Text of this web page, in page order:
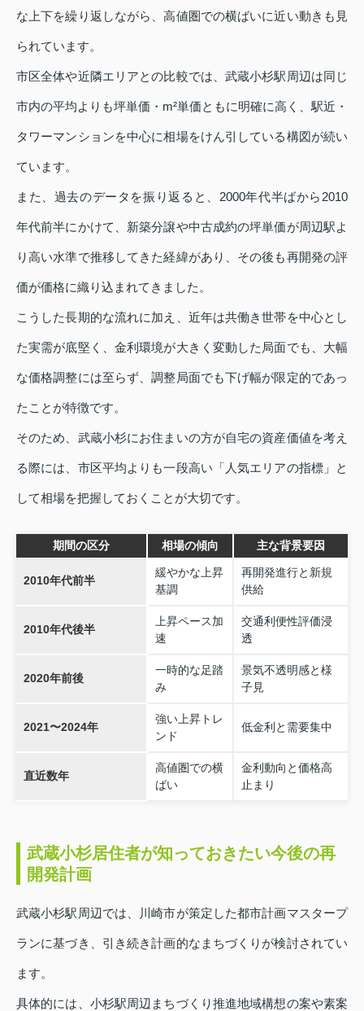
な上下を繰り返しながら、高値圏での横ばいに近い動きも見
られています。
市区全体や近隣エリアとの比較では、武蔵小杉駅周辺は同じ
市内の平均よりも坪単価・m²単価ともに明確に高く、駅近・
タワーマンションを中心に相場をけん引している構図が続い
ています。
また、過去のデータを振り返ると、2000年代半ばから2010
年代前半にかけて、新築分譲や中古成約の坪単価が周辺駅よ
り高い水準で推移してきた経緯があり、その後も再開発の評
価が価格に織り込まれてきました。
こうした長期的な流れに加え、近年は共働き世帯を中心とし
た実需が底堅く、金利環境が大きく変動した局面でも、大幅
な価格調整には至らず、調整局面でも下げ幅が限定的であっ
たことが特徴です。
そのため、武蔵小杉にお住まいの方が自宅の資産価値を考え
る際には、市区平均よりも一段高い「人気エリアの指標」と
して相場を把握しておくことが大切です。
期間の区分 相場の傾向 主な背景要因
2010年代前半
緩やかな上昇
基調
再開発進行と新規
供給
2010年代後半
上昇ペース加
速
交通利便性評価浸
透
2020年前後
一時的な足踏
み
景気不透明感と様
子見
2021〜2024年
強い上昇トレ
ンド
低金利と需要集中
直近数年
高値圏での横
ばい
金利動向と価格高
止まり
武蔵小杉居住者が知っておきたい今後の再
開発計画
武蔵小杉駅周辺では、川崎市が策定した都市計画マスタープ
ランに基づき、引き続き計画的なまちづくりが検討されてい
ます。
具体的には、小杉駅周辺まちづくり推進地域構想の案や素案